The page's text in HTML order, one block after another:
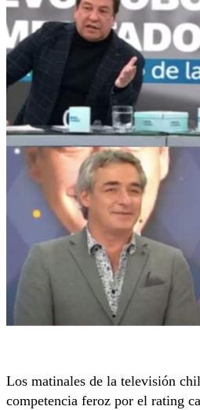
Los matinales de la televisión
competencia feroz por el rating